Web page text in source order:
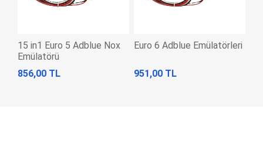
15 in1 Euro 5 Adblue Nox
Emülatörü
856,00 TL
Euro 6 Adblue Emülatörleri
951,00 TL